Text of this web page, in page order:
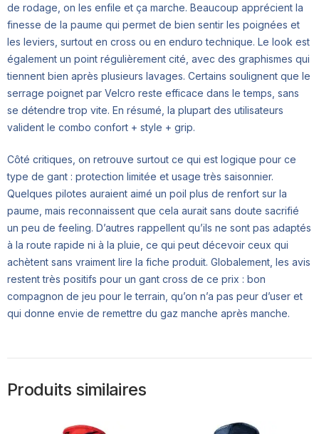
de rodage, on les enfile et ça marche. Beaucoup apprécient la
finesse de la paume qui permet de bien sentir les poignées et
les leviers, surtout en cross ou en enduro technique. Le look est
également un point régulièrement cité, avec des graphismes qui
tiennent bien après plusieurs lavages. Certains soulignent que le
serrage poignet par Velcro reste efficace dans le temps, sans
se détendre trop vite. En résumé, la plupart des utilisateurs
valident le combo confort + style + grip.
Côté critiques, on retrouve surtout ce qui est logique pour ce
type de gant : protection limitée et usage très saisonnier.
Quelques pilotes auraient aimé un poil plus de renfort sur la
paume, mais reconnaissent que cela aurait sans doute sacrifié
un peu de feeling. D’autres rappellent qu’ils ne sont pas adaptés
à la route rapide ni à la pluie, ce qui peut décevoir ceux qui
achètent sans vraiment lire la fiche produit. Globalement, les avis
restent très positifs pour un gant cross de ce prix : bon
compagnon de jeu pour le terrain, qu’on n’a pas peur d’user et
qui donne envie de remettre du gaz manche après manche.
Produits similaires